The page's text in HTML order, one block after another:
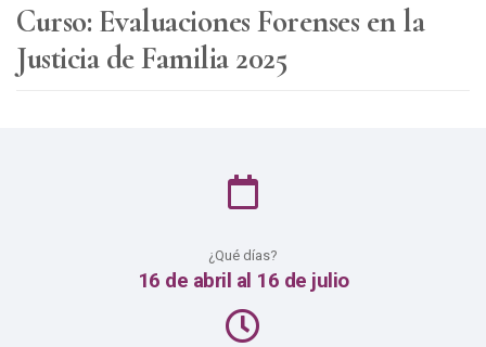
Curso: Evaluaciones Forenses en la
Justicia de Familia 2025
¿Qué días?
16 de abril al 16 de julio